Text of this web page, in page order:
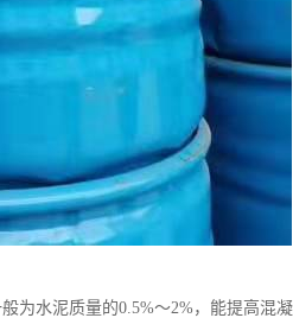
为水泥质量的0.5%～2%，能提高混